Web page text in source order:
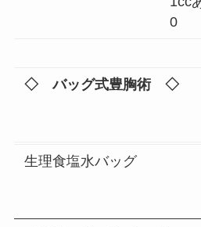
0
◇ バッグ式豊胸術 ◇
生理食塩水バッグ